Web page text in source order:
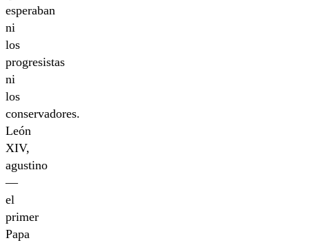
esperaban
ni
los
progresistas
ni
los
conservadores.
León
XIV,
agustino
—
el
primer
Papa